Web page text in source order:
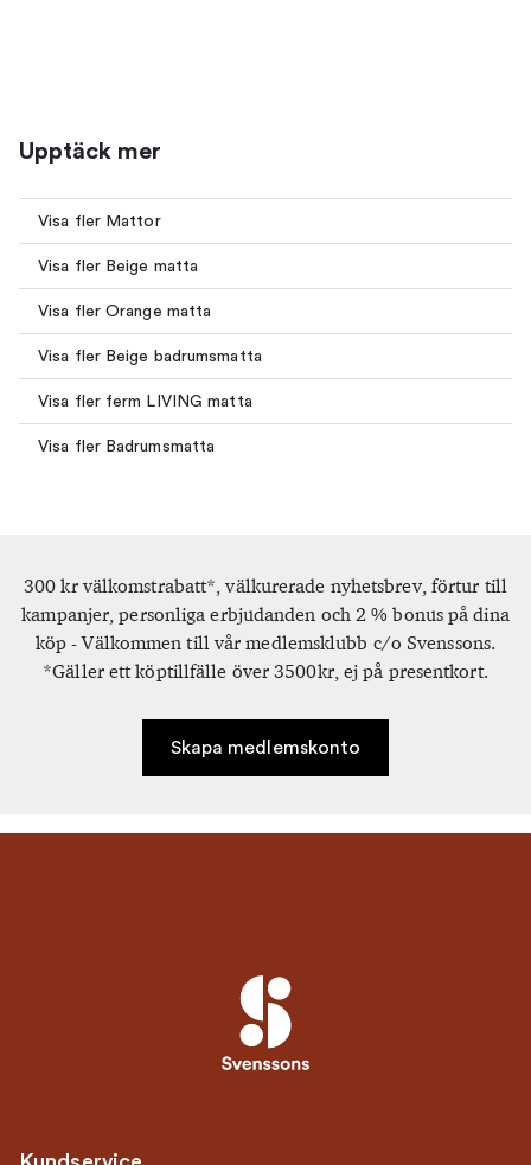
Upptäck mer
Visa fler Mattor
Visa fler Beige matta
Visa fler Orange matta
Visa fler Beige badrumsmatta
Visa fler ferm LIVING matta
Visa fler Badrumsmatta
300 kr välkomstrabatt*, välkurerade nyhetsbrev, förtur till
kampanjer, personliga erbjudanden och 2 % bonus på dina
köp - Välkommen till vår medlemsklubb c/o Svenssons.
*Gäller ett köptillfälle över 3500kr, ej på presentkort.
Skapa medlemskonto